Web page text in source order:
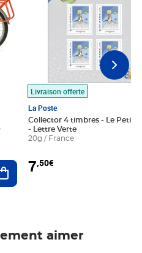
Ajouter au panier
Livraison offerte
La Poste
Collector 4 timbres - Le Petit
- Lettre Verte
20g / France
7,50€
aimer